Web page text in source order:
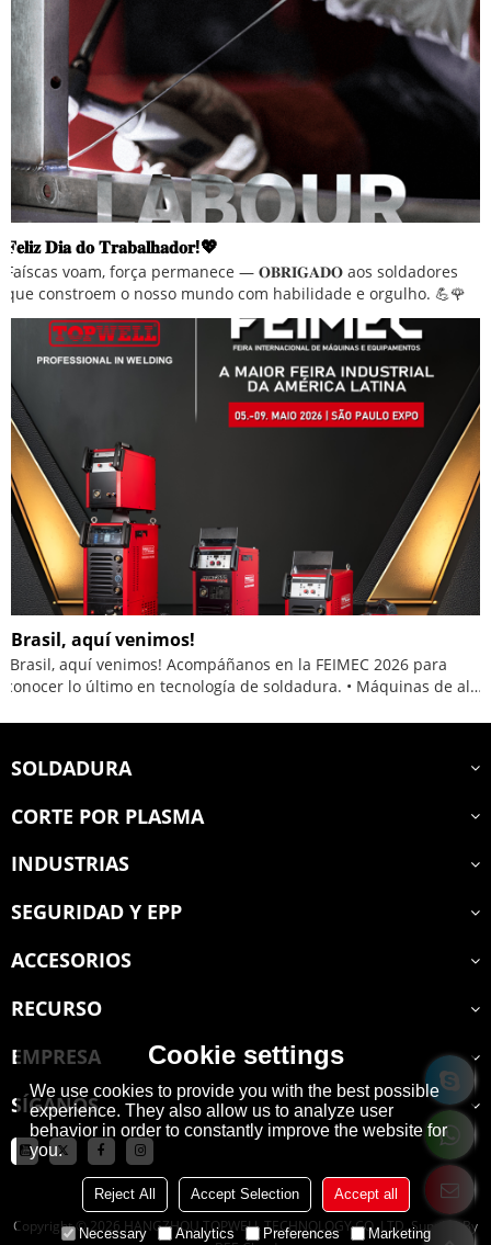
𝐅𝐞𝐥𝐢𝐳 𝐃𝐢𝐚 𝐝𝐨 𝐓𝐫𝐚𝐛𝐚𝐥𝐡𝐚𝐝𝐨𝐫!💖
Faíscas voam, força permanece — 𝐎𝐁𝐑𝐈𝐆𝐀𝐃𝐎 aos soldadores
que constroem o nosso mundo com habilidade e orgulho. 💪🌹
¡Brasil, aquí venimos!
¡Brasil, aquí venimos! Acompáñanos en la FEIMEC 2026 para
conocer lo último en tecnología de soldadura. • Máquinas de alto
SOLDADURA
CORTE POR PLASMA
INDUSTRIAS
SEGURIDAD Y EPP
ACCESORIOS
RECURSO
EMPRESA
SÍGANOS
Copyright © 2026 HANGZHOU TOPWELL TECHNOLOGY CO.,LTD.Support By
Cookie settings
We use cookies to provide you with the best possible
experience. They also allow us to analyze user
behavior in order to constantly improve the website for
you.
Reject All Accept Selection Accept all
Necessary Analytics Preferences Marketing